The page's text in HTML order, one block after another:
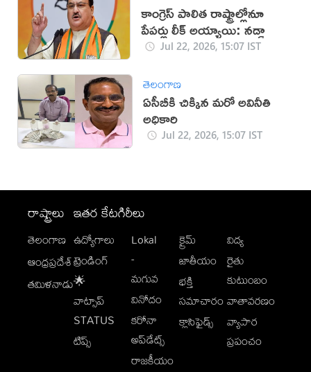
కాంగ్రెస్‌ పాలిత రాష్ట్రాల్లోనూ
పేపర్లు లీక్‌ అయ్యాయి: నడ్డా
Jul 22, 2026, 15:07 IST
తెలంగాణ
ఏసీబీకి చిక్కిన మరో అవినీతి
అధికారి
Jul 22, 2026, 15:07 IST
రాష్ట్రాలు
తెలంగాణ
ఆంధ్రప్రదేశ్
తమిళనాడు
ఇతర కేటగిరీలు
ఉద్యోగాలు
ట్రెండింగ్
🌟
వాట్సాప్
STATUS
టిప్స్
Lokal
-
మగువ
వినోదం
కరోనా
అప్‌డేట్స్
రాజకీయం
క్రైమ్
జాతీయం
భక్తి
సమాచారం
క్లాసిఫైడ్స్
విద్య
రైతు
కుటుంబం
వాతావరణం
వ్యాపార
ప్రపంచం